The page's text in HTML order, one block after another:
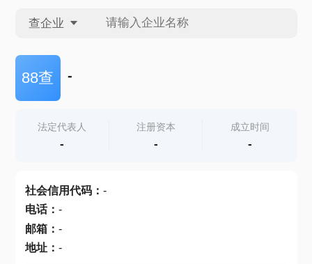
查企业
查企业
查产地
88查 -
法定代表人
-
注册资本
-
成立时间
-
社会信用代码： -
电话： -
邮箱： -
地址： -